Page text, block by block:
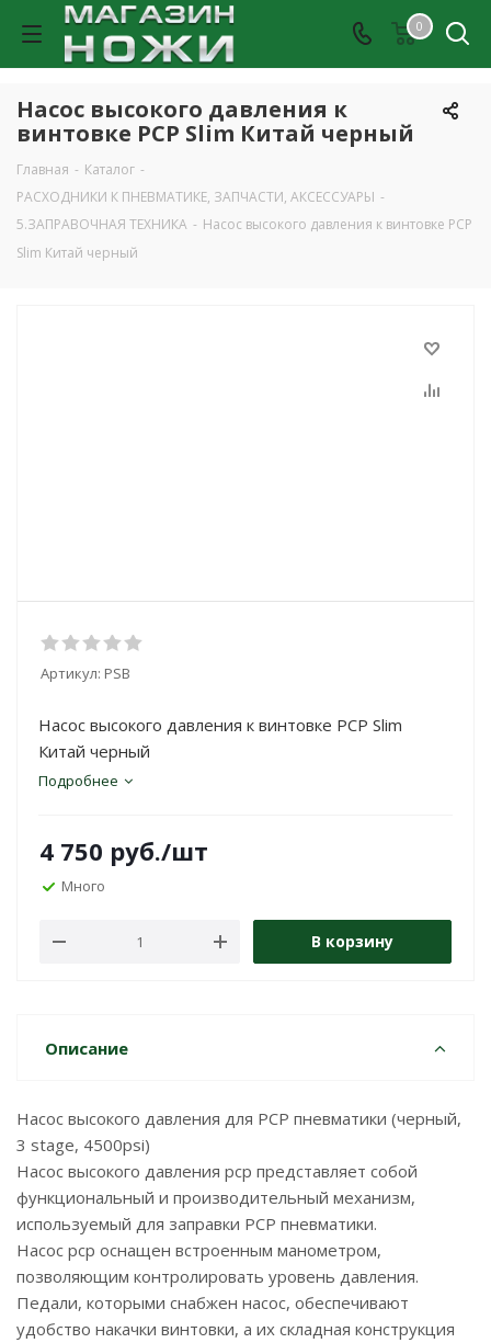
0
Насос высокого давления к
винтовке РСР Slim Китай черный
Главная - Каталог -
РАСХОДНИКИ К ПНЕВМАТИКЕ, ЗАПЧАСТИ, АКСЕССУАРЫ -
5.ЗАПРАВОЧНАЯ ТЕХНИКА - Насос высокого давления к винтовке РСР
Slim Китай черный
Артикул: PSB
Насос высокого давления к винтовке РСР Slim
Китай черный
Подробнее
4 750 руб./шт
Много
В корзину
Описание
Насос высокого давления для PCP пневматики (черный,
3 stage, 4500psi)
Насос высокого давления pcp представляет собой
функциональный и производительный механизм,
используемый для заправки PCP пневматики.
Насос pcp оснащен встроенным манометром,
позволяющим контролировать уровень давления.
Педали, которыми снабжен насос, обеспечивают
удобство накачки винтовки, а их складная конструкция